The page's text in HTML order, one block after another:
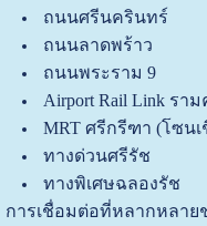
ถนนศรีนครินทร์
ถนนลาดพร้าว
ถนนพระราม 9
Airport Rail Link รา
MRT ศรีกรีฑา (โซน
ทางด่วนศรีรัช
ทางพิเศษฉลองรัช
การเชื่อมต่อที่หลากหลาย